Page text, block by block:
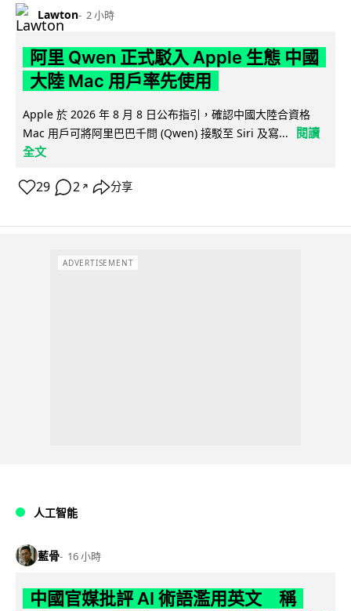
Lawton 2 小時
阿里 Qwen 正式駁入 Apple 生態 中國
大陸 Mac 用戶率先使用
Apple 於 2026 年 8 月 8 日公布指引，確認中國大陸合資格
Mac 用戶可將阿里巴巴千問 (Qwen) 接駁至 Siri 及寫...
閱讀
全文
29 2 ↗ 分享
ADVERTISEMENT
人工智能
藍骨 16 小時
中國官媒批評 AI 術語濫用英文 稱